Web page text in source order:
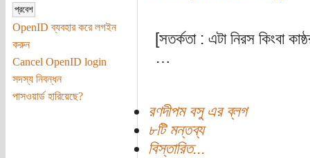
OpenID ব্যবহার করে লগইন
করুন
Cancel OpenID login
সদস্য নিবন্ধন
পাসওয়ার্ড হারিয়েছে?
[সতর্কতা : এটা নিরস কিংবা
…
রণদীপম বসু এর ব্লগ
৮টি মন্তব্য
বিস্তারিত...